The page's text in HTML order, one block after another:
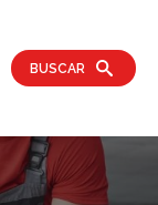
BUSCAR